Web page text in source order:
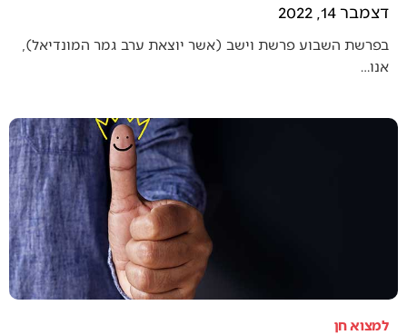
דצמבר 14, 2022
בפרשת השבוע פרשת וישב (אשר יוצאת ערב גמר המונדיאל),
אנו…
למצוא חן